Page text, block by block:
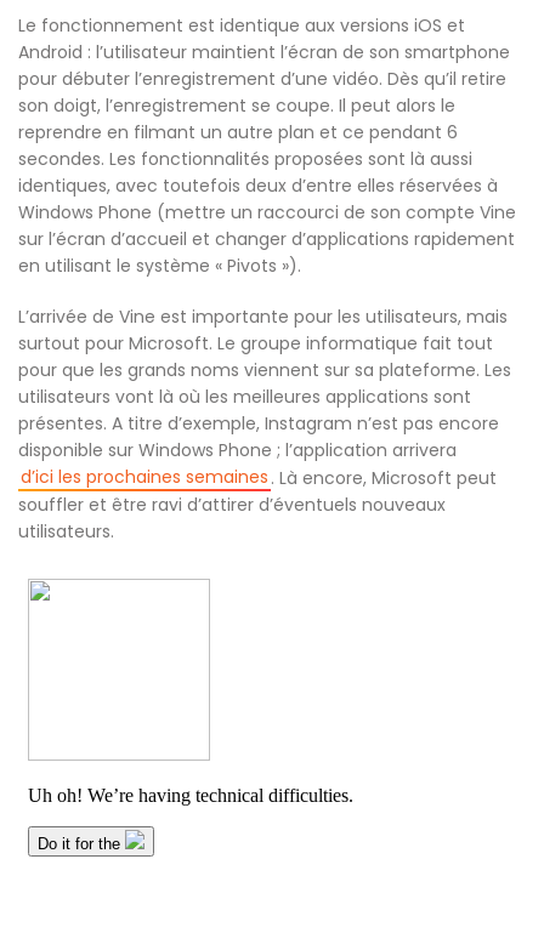
Le fonctionnement est identique aux versions iOS et
Android : l’utilisateur maintient l’écran de son smartphone
pour débuter l’enregistrement d’une vidéo. Dès qu’il retire
son doigt, l’enregistrement se coupe. Il peut alors le
reprendre en filmant un autre plan et ce pendant 6
secondes. Les fonctionnalités proposées sont là aussi
identiques, avec toutefois deux d’entre elles réservées à
Windows Phone (mettre un raccourci de son compte Vine
sur l’écran d’accueil et changer d’applications rapidement
en utilisant le système « Pivots »).
L’arrivée de Vine est importante pour les utilisateurs, mais
surtout pour Microsoft. Le groupe informatique fait tout
pour que les grands noms viennent sur sa plateforme. Les
utilisateurs vont là où les meilleures applications sont
présentes. A titre d’exemple, Instagram n’est pas encore
disponible sur Windows Phone ; l’application arrivera
d’ici les prochaines semaines . Là encore, Microsoft peut
souffler et être ravi d’attirer d’éventuels nouveaux
utilisateurs.